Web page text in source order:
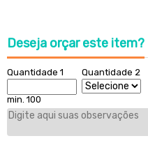
Deseja orçar este item?
Quantidade 1
min. 100
Quantidade 2